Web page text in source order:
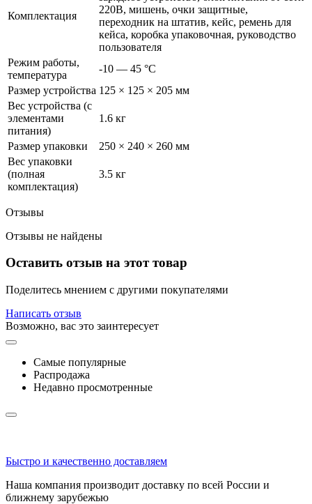
Комплектация
220В, мишень, очки защитные,
переходник на штатив, кейс, ремень для
кейса, коробка упаковочная, руководство
пользователя
Режим работы,
температура
-10 — 45 °C
Размер устройства 125 × 125 × 205 мм
Вес устройства (с
элементами
питания)
1.6 кг
Размер упаковки
250 × 240 × 260 мм
Вес упаковки
(полная
комплектация)
3.5 кг
Отзывы
Отзывы не найдены
Оставить отзыв на этот товар
Поделитесь мнением с другими покупателями
Написать отзыв
Возможно, вас это заинтересует
Самые популярные
Распродажа
Недавно просмотренные
Быстро и качественно доставляем
Наша компания производит доставку по всей России и
ближнему зарубежью